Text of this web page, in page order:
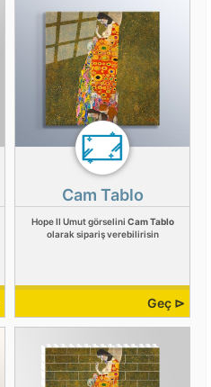
Cam Tablo
Hope II Umut görselini Cam Tablo
olarak sipariş verebilirisin
Geç ⊳